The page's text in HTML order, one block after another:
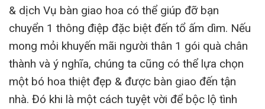
& dịch Vụ bàn giao hoa có thể giúp đỡ bạn
chuyển 1 thông điệp đặc biệt đến tổ ấm dìm. Nếu
mong mỏi khuyến mãi người thân 1 gói quà chân
thành và ý nghĩa, chúng ta cũng có thể lựa chọn
một bó hoa thiệt đẹp & được bàn giao đến tận
nhà. Đó khi là một cách tuyệt vời để bộc lộ tình